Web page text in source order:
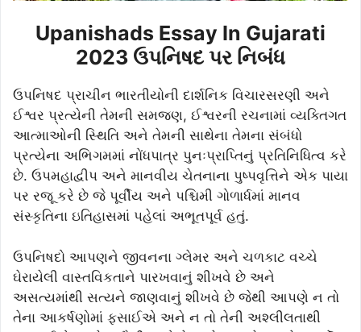
Upanishads Essay In Gujarati
2023 ઉપનિષદ પર નિબંધ
ઉપનિષદ પ્રાચીન ભારતીયોની દાર્શનિક વિચારસરણી અને
ઈશ્વર પ્રત્યેની તેમની સમજણ, ઈશ્વરની રચનામાં વ્યક્તિગત
આત્માઓની સ્થિતિ અને તેમની સાથેના તેમના સંબંધો
પ્રત્યેના અભિગમમાં નોંધપાત્ર પુનઃપ્રાપ્તિનું પ્રતિનિધિત્વ કરે
છે. ઉપમહાદ્વીપ અને માનવીય ચેતનાના પુષ્પવૃત્તિને એક પાયા
પર રજૂ કરે છે જે પૂર્વીય અને પશ્ચિમી ગોળાર્ધમાં માનવ
સંસ્કૃતિના ઇતિહાસમાં પહેલાં અભૂતપૂર્વ હતું.
ઉપનિષદો આપણને જીવનના ગ્લેમર અને ચળકાટ વચ્ચે
ઘેરાયેલી વાસ્તવિકતાને પારખવાનું શીખવે છે અને
અસત્યમાંથી સત્યને જાણવાનું શીખવે છે જેથી આપણે ન તો
તેના આકર્ષણોમાં ફસાઈએ અને ન તો તેની અશ્લીલતાથી